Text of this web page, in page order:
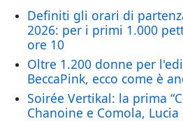
Definiti gli orari di
2026: per i primi 1.000
ore 10
Oltre 1.200 donne per
BeccaPink, ecco come è
Soirée Vertikal: la prima
Chanoine e Comola,